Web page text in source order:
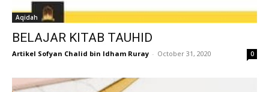
Aqidah
BELAJAR KITAB TAUHID
Artikel Sofyan Chalid bin Idham Ruray - October 31, 2020 0